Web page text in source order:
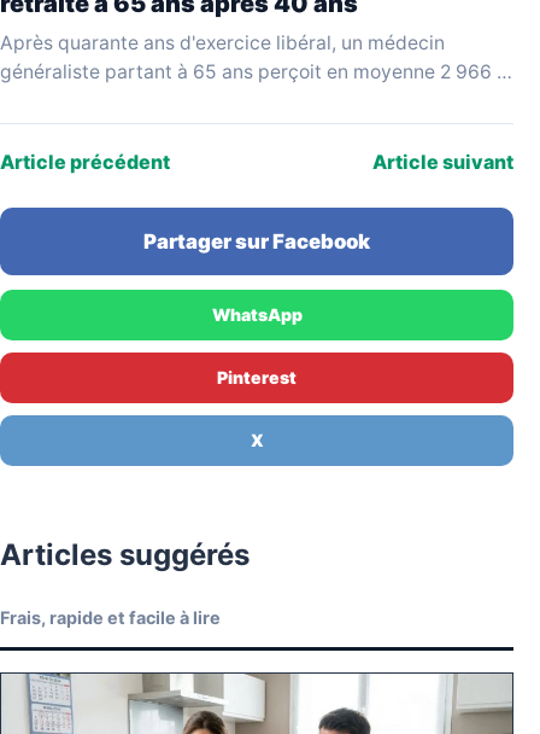
Après quarante ans d'exercice libéral, un médecin
généraliste partant à 65 ans perçoit en moyenne 2 966 €
Article précédent Article suivant
Partager sur Facebook
WhatsApp
Pinterest
X
Articles suggérés
Frais, rapide et facile à lire